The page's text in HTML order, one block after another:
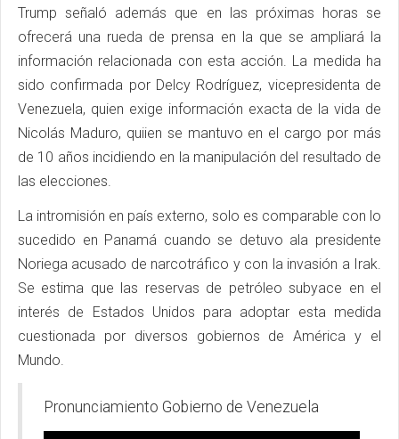
Trump señaló además que en las próximas horas se
ofrecerá una rueda de prensa en la que se ampliará la
información relacionada con esta acción. La medida ha
sido confirmada por Delcy Rodríguez, vicepresidenta de
Venezuela, quien exige información exacta de la vida de
Nicolás Maduro, quiien se mantuvo en el cargo por más
de 10 años incidiendo en la manipulación del resultado de
las elecciones.
La intromisión en país externo, solo es comparable con lo
sucedido en Panamá cuando se detuvo ala presidente
Noriega acusado de narcotráfico y con la invasión a Irak.
Se estima que las reservas de petróleo subyace en el
interés de Estados Unidos para adoptar esta medida
cuestionada por diversos gobiernos de América y el
Mundo.
Pronunciamiento Gobierno de Venezuela